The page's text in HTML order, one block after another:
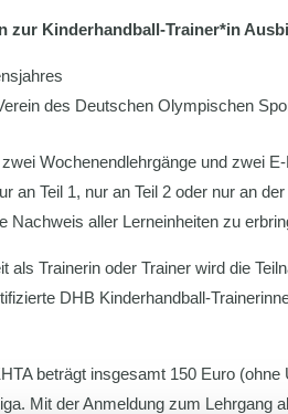
zur Kinderhandball-Trainer*in
des Deutschen Olympischen
Wochenendlehrgänge und zwei
an Teil 1, nur an Teil 2 oder nur an
Nachweis aller Lerneinheiten zu
als Trainerin oder Trainer wird die
DHB Kinderhandball-
beträgt insgesamt 150 Euro
Mit der Anmeldung zum Lehrgang